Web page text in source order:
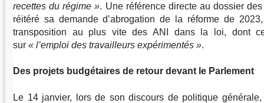
recettes du régime
. Une référence directe au dossier
réitéré sa demande d’abrogation de la réforme de
transposition au plus vite des ANI dans la loi, dont
sur
l’emploi des travailleurs expérimentés .
Des projets budgétaires de retour devant le Parlement
Le 14 janvier, lors de son discours de politique